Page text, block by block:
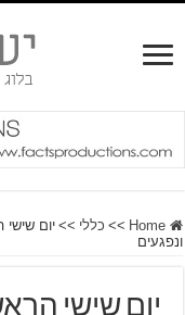
Home
>> כללי >> יום
ונפגעים
יום שישי